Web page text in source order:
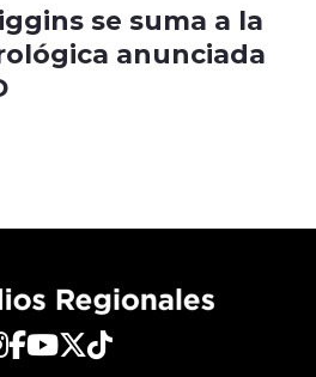
se suma a la
anunciada